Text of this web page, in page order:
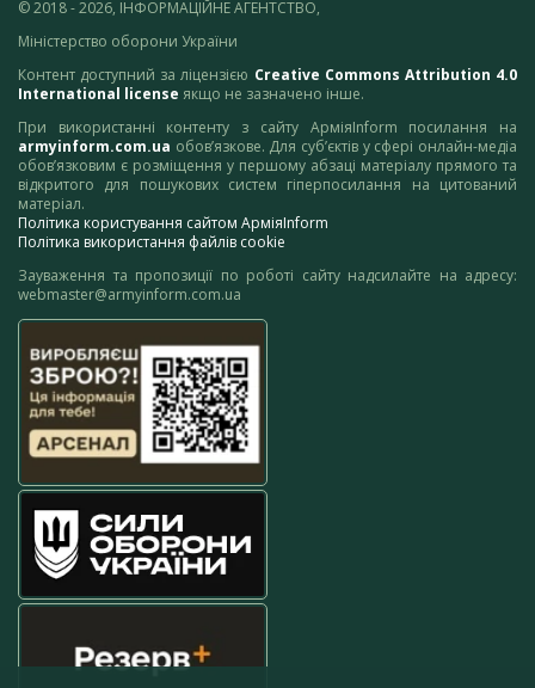
© 2018 - 2026, ІНФОРМАЦІЙНЕ АГЕНТСТВО,
Міністерство оборони України
Контент доступний за ліцензією Creative Commons Attribution 4.0
International license якщо не зазначено інше.
При використанні контенту з сайту АрміяInform посилання на
armyinform.com.ua обов’язкове. Для суб’єктів у сфері онлайн-медіа
обов’язковим є розміщення у першому абзаці матеріалу прямого та
відкритого для пошукових систем гіперпосилання на цитований
матеріал.
Політика користування сайтом АрміяInform
Політика використання файлів cookie
Зауваження та пропозиції по роботі сайту надсилайте на адресу:
webmaster@armyinform.com.ua